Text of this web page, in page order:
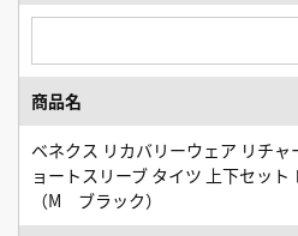
商品名
ベネクス リカバリーウェア リチ
ョートスリーブ タイツ 上下セット
（M ブラック）